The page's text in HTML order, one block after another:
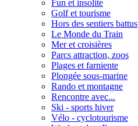
Fun et insolite
Golf et tourisme
Hors des sentiers battus
Le Monde du Train
Mer et croisières
Parcs attraction, zoos
Plages et farniente
Plongée sous-marine
Rando et montagne
Rencontre avec...
Ski - sports hiver
Vélo - cyclotourisme